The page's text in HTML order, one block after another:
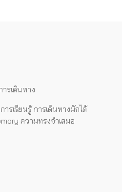
ารเดินทาง
รเรียนรู้ การเดินทางมักได้
ความทรงจำเสมอ